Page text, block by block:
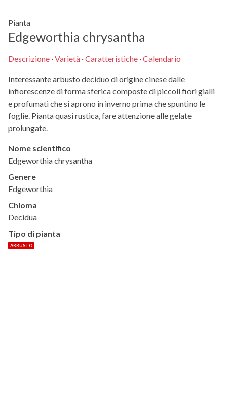
Pianta
Edgeworthia chrysantha
Descrizione ·Varietà ·Caratteristiche ·Calendario
Interessante arbusto deciduo di origine cinese dalle
infiorescenze di forma sferica composte di piccoli fiori gialli
e profumati che si aprono in inverno prima che spuntino le
foglie. Pianta quasi rustica, fare attenzione alle gelate
prolungate.
Nome scientifico
Edgeworthia chrysantha
Genere
Edgeworthia
Chioma
Decidua
Tipo di pianta
ARBUSTO